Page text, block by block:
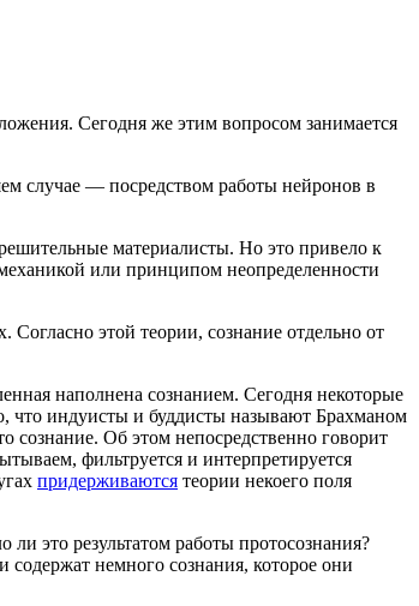
Сегодня же этим вопросом занимается
случае — посредством работы нейронов в
материалисты. Но это привело к
или принципом неопределенности
этой теории, сознание отдельно от
наполнена сознанием. Сегодня некоторые
что индуисты и буддисты называют Брахманом
сознание. Об этом непосредственно говорит
фильтруется и интерпретируется
придерживаются теории некоего поля
это результатом работы протосознания?
немного сознания, которое они